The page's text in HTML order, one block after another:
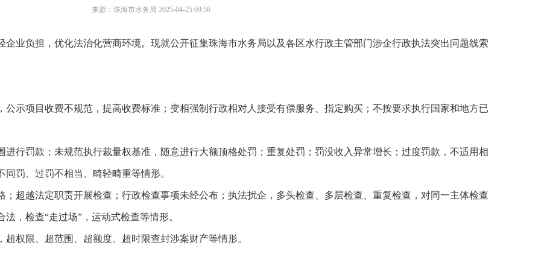
来源：珠海市水务局 2025-04-25 09:56
负担，优化法治化营商环境。现就公开征集珠海市水务局以及各区水行政主管部门涉企行政执法突出问题线索
项目收费不规范，提高收费标准；变相强制行政相对人接受有偿服务、指定购买；不按要求执行国家和地方已
罚款；未规范执行裁量权基准，随意进行大额顶格处罚；重复处罚；罚没收入异常增长；过度罚款，不适用相
罚、过罚不相当、畸轻畸重等情形。
越法定职责开展检查；行政检查事项未经公布；执法扰企，多头检查、多层检查、重复检查，对同一主体检查
，检查“走过场”，运动式检查等情形。
限、超范围、超额度、超时限查封涉案财产等情形。